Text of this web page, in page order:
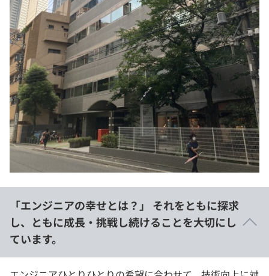
「エンジニアの幸せとは？」 それをともに探求
し、ともに成長・挑戦し続けることを大切にし
ています。